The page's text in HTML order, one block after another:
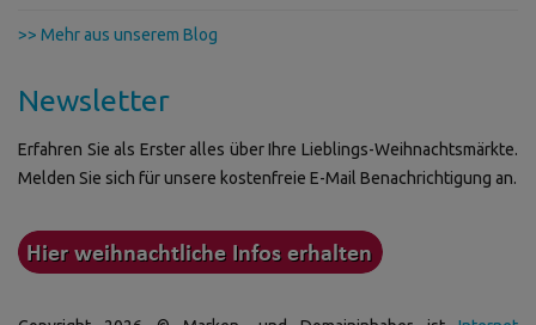
>> Mehr aus unserem Blog
Newsletter
Erfahren Sie als Erster alles über Ihre Lieblings-Weihnachtsmärkte.
Melden Sie sich für unsere kostenfreie E-Mail Benachrichtigung an.